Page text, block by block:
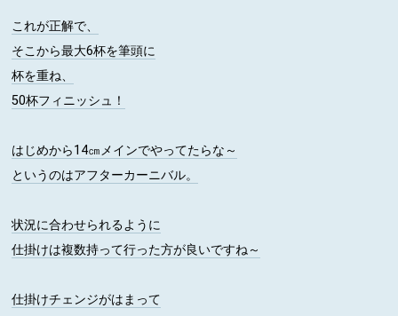
これが正解で、
そこから最大6杯を筆頭に
杯を重ね、
50杯フィニッシュ！
はじめから14㎝メインでやってたらな～
というのはアフターカーニバル。
状況に合わせられるように
仕掛けは複数持って行った方が良いですね～
仕掛けチェンジがはまって